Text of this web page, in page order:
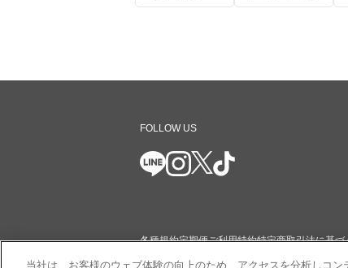
FOLLOW US
各種規約定期便ご利用特約特定商取引法に基づ
ショッピングガイド コミュニティガイドライン
当社は、お客様のウェブ体験の向上のため、アクセスを分析しコ